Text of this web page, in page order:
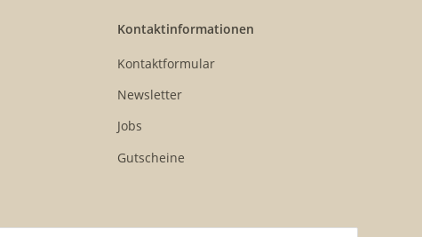
Kontaktinformationen
Kontaktformular
Newsletter
Jobs
Gutscheine